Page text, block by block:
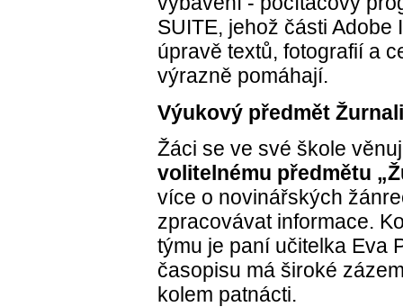
SUITE, jehož části
úpravě textů, fotografií a
výrazně pomáhají.
Výukový předmět
Žáci se ve své škole
volitelnému předmětu
více o novinářských
zpracovávat informace.
týmu je paní učitelka Eva
časopisu má široké
kolem patnácti.